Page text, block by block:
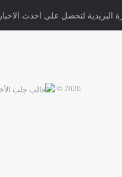
البريدية لتحصل على احدث الاخبار
2026 ©